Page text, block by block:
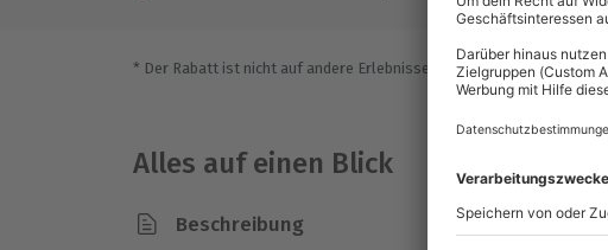
* Der Rabatt ist nicht auf andere Erlebnisse bei der Einlösung
Alles auf einen Blick
Beschreibung